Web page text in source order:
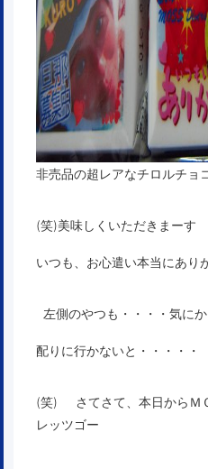
非売品の超レアなチロルチョ
(笑)美味しくいただきまーす
いつも、お心遣い本当にあり
左側のやつも・・・・気に
配りに行かないと・・・・・
(笑) さてさて、本日からＭ
レッツゴー